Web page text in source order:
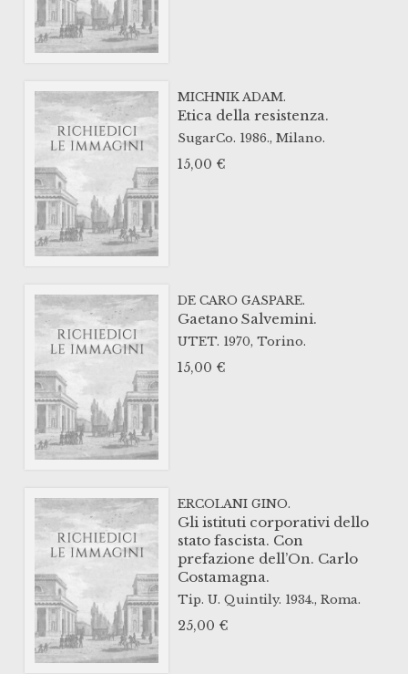
MICHNIK ADAM.
Etica della resistenza.
SugarCo. 1986., Milano.
15,00 €
DE CARO GASPARE.
Gaetano Salvemini.
UTET. 1970, Torino.
15,00 €
ERCOLANI GINO.
Gli istituti corporativi dello
stato fascista. Con
prefazione dell’On. Carlo
Costamagna.
Tip. U. Quintily. 1934., Roma.
25,00 €